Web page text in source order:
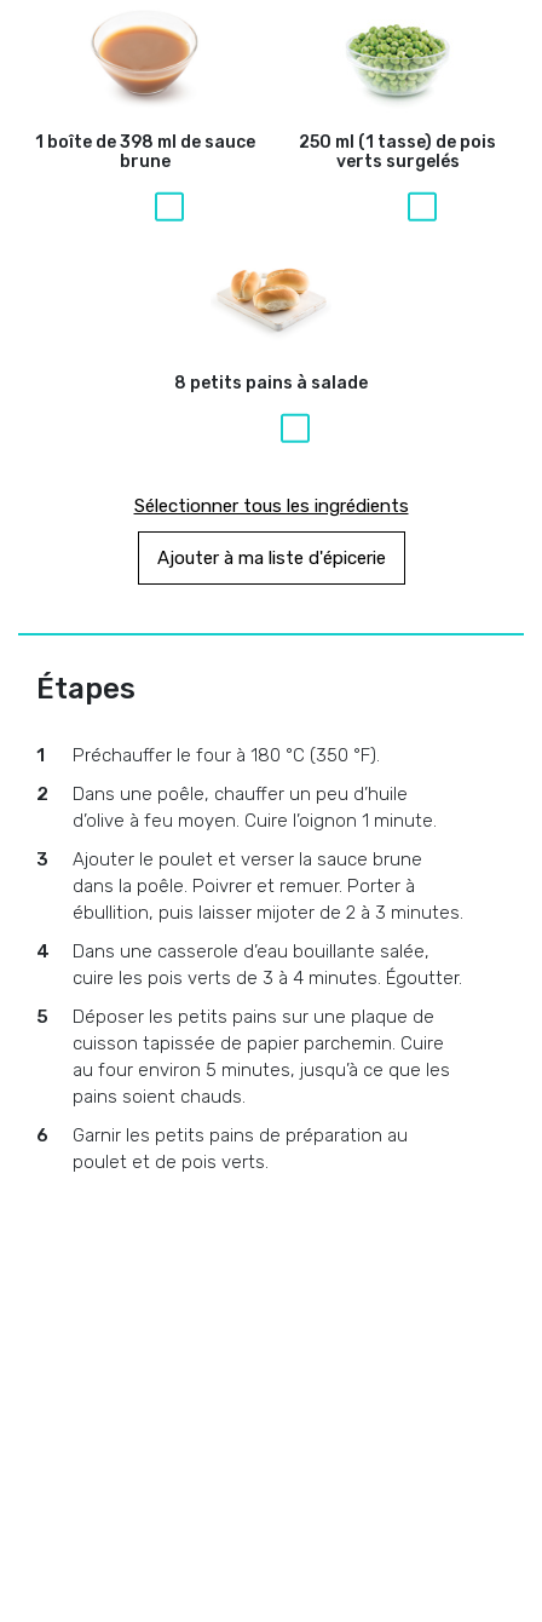
1 boîte de 398 ml de sauce
brune
250 ml (1 tasse) de pois
verts surgelés
8 petits pains à salade
Sélectionner tous les ingrédients
Ajouter à ma liste d'épicerie
Étapes
Préchauffer le four à 180 °C (350 °F).
Dans une poêle, chauffer un peu d’huile
d’olive à feu moyen. Cuire l’oignon 1 minute.
Ajouter le poulet et verser la sauce brune
dans la poêle. Poivrer et remuer. Porter à
ébullition, puis laisser mijoter de 2 à 3 minutes.
Dans une casserole d’eau bouillante salée,
cuire les pois verts de 3 à 4 minutes. Égoutter.
Déposer les petits pains sur une plaque de
cuisson tapissée de papier parchemin. Cuire
au four environ 5 minutes, jusqu’à ce que les
pains soient chauds.
Garnir les petits pains de préparation au
poulet et de pois verts.